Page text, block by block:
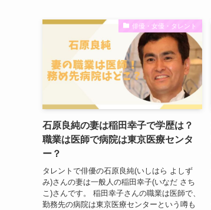
俳優・女優・タレント
石原良純の妻は稲田幸子で学歴は？
職業は医師で病院は東京医療センタ
ー？
タレントで俳優の石原良純(いしはら よしず
み)さんの妻は一般人の稲田幸子(いなだ さち
こ)さんです。 稲田幸子さんの職業は医師で、
勤務先の病院は東京医療センターという噂も